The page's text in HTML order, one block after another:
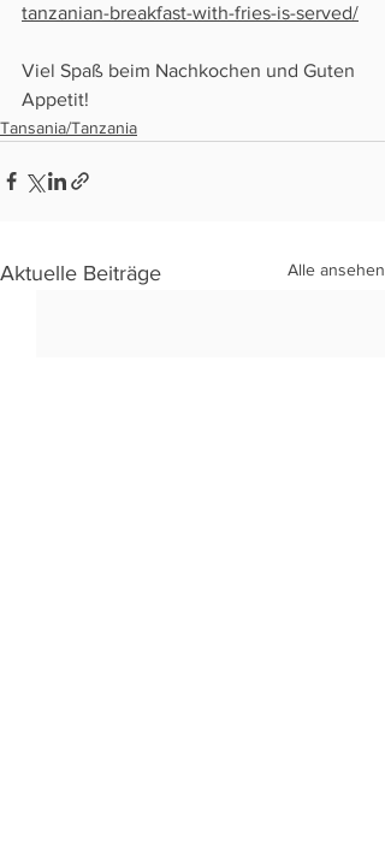
tanzanian-breakfast-with-fries-is-served/
Viel Spaß beim Nachkochen und Guten
Appetit!
Tansania/Tanzania
Aktuelle Beiträge Alle ansehen